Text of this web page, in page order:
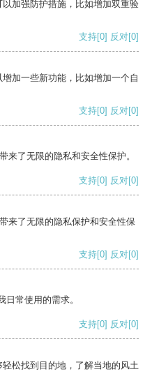
加强防护措施，比如增加双重验
支持[0] 反对[0]
加一些新功能，比如增加一个自
支持[0] 反对[0]
来了无限的隐私和安全性保护。
支持[0] 反对[0]
来了无限的隐私保护和安全性保
支持[0] 反对[0]
常使用的需求。
支持[0] 反对[0]
松找到目的地，了解当地的风土